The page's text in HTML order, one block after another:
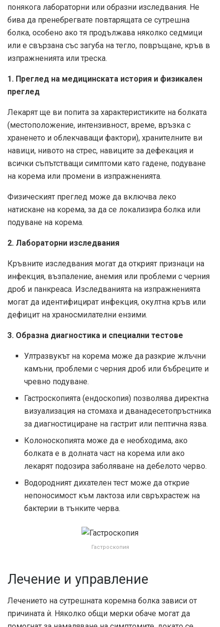
понякога лабораторни или образни изследвания. Не
бива да пренебрегвате повтарящата се сутрешна
болка, особено ако тя продължава няколко седмици
или е свързана със загуба на тегло, повръщане, кръв в
изпражненията или треска.
1. Преглед на медицинската история и физикален
преглед
Лекарят ще ви попита за характеристиките на болката
(местоположение, интензивност, време, връзка с
храненето и облекчаващи фактори), хранителните ви
навици, нивото на стрес, навиците за дефекация и
всички съпътстващи симптоми като гадене, подуване
на корема или промени в изпражненията.
Физическият преглед може да включва леко
натискане на корема, за да се локализира болка или
подуване на корема.
2. Лабораторни изследвания
Кръвните изследвания могат да открият признаци на
инфекция, възпаление, анемия или проблеми с черния
дроб и панкреаса. Изследванията на изпражненията
могат да идентифицират инфекция, окултна кръв или
дефицит на храносмилателни ензими.
3. Образна диагностика и специални тестове
Ултразвукът на корема може да разкрие жлъчни
камъни, проблеми с черния дроб или бъбреците и
чревно подуване.
Гастроскопията (ендоскопия) позволява директна
визуализация на стомаха и дванадесетопръстника
за диагностициране на гастрит или пептична язва.
Колоноскопията може да е необходима, ако
болката е в долната част на корема или ако
лекарят подозира заболяване на дебелото черво.
Водородният дихателен тест може да открие
непоносимост към лактоза или свръхрастеж на
бактерии в тънките черва.
Гастроскопия
Лечение и управление
Лечението на сутрешната коремна болка зависи от
причината ѝ. Няколко общи мерки обаче могат да